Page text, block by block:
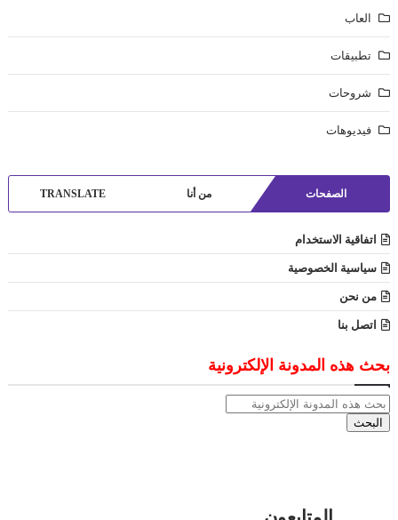
العاب
تطبيقات
شروحات
فيديوهات
الصفحات من أنا TRANSLATE
اتفاقية الاستخدام
سياسية الخصوصية
من نحن
اتصل بنا
بحث هذه المدونة الإلكترونية